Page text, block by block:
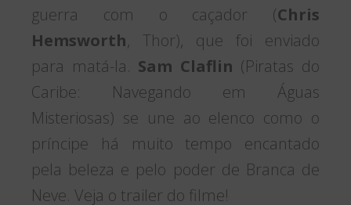
guerra com o caçador (Chris
Hemsworth, Thor), que foi enviado
para matá-la. Sam Claflin (Piratas do
Caribe: Navegando em Águas
Misteriosas) se une ao elenco como o
príncipe há muito tempo encantado
pela beleza e pelo poder de Branca de
Neve. Veja o trailer do filme!